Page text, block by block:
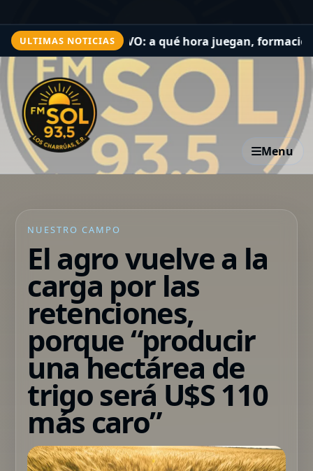
ULTIMAS NOTICIAS
EN VIVO: a qué hora juegan, formaciones y cómo ver
Menu
NUESTRO CAMPO
El agro vuelve a la
carga por las
retenciones,
porque “producir
una hectárea de
trigo será U$S 110
más caro”